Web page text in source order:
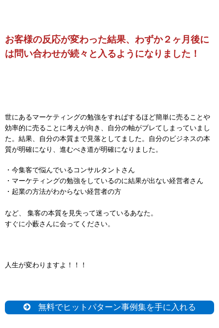
お客様の反応が変わった結果、わずか２ヶ月後に
は問い合わせが続々と入るようになりました！
世にあるマーケティングの勉強をすればするほど簡単に売ることや
効率的に売ることに考えが向き、自分の軸がブレてしまっていまし
た。結果、自分の本質まで見落としてました。自分のビジネスの本
質が明確になり、進むべき道が明確になりました。
・今集客で悩んでいるコンサルタントさん
・マーケティングの勉強をしているのに結果が出ない経営者さん
・起業の方法がわからない経営者の方
など、 集客の本質を見失って迷っているあなた。
すぐに小藪さんに会ってください。
人生が変わりますよ！！！
無料でヒットパターン事例集を手に入れる